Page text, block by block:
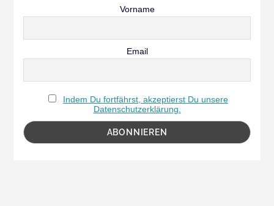
Vorname
Email
Indem Du fortfährst, akzeptierst Du unsere
Datenschutzerklärung.